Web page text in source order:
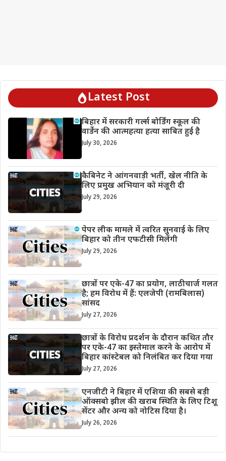
Latest Post
बिहार में सरकारी गर्ल्स बोर्डिंग स्कूल की
वार्डेन की आत्महत्या हत्या साबित हुई है
July 30, 2026
कैबिनेट ने आंगनवाड़ी भर्ती, खेल नीति के
लिए प्रमुख अभियान को मंजूरी दी
July 29, 2026
पेपर लीक मामले में त्वरित सुनवाई के लिए
बिहार को तीन एफटीसी मिलेंगी
July 29, 2026
छात्रों पर एके-47 का प्रयोग, लाठीचार्ज गलत
है; हम विरोध में हैं: एलजेपी (रामबिलास)
सांसद
July 27, 2026
छात्रों के विरोध प्रदर्शन के दौरान कथित तौर
पर एके-47 का इस्तेमाल करने के आरोप में
बिहार कांस्टेबल को निलंबित कर दिया गया
July 27, 2026
एनजीटी ने बिहार में एशिया की सबसे बड़ी
ऑक्सबो झील की खराब स्थिति के लिए टिशू
सेंटर और अन्य को नोटिस दिया है।
July 26, 2026